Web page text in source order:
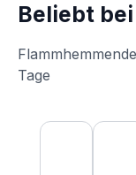
Beliebt
Tage